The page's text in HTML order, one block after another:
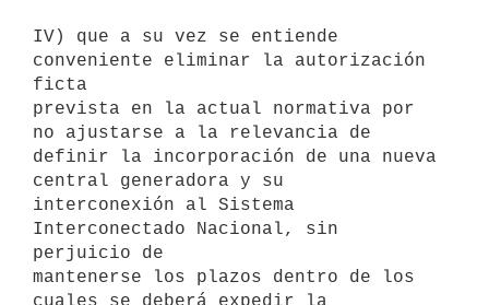
IV) que a su vez se entiende
conveniente eliminar la autorización
ficta
prevista en la actual normativa por
no ajustarse a la relevancia de
definir la incorporación de una nueva
central generadora y su
interconexión al Sistema
Interconectado Nacional, sin
perjuicio de
mantenerse los plazos dentro de los